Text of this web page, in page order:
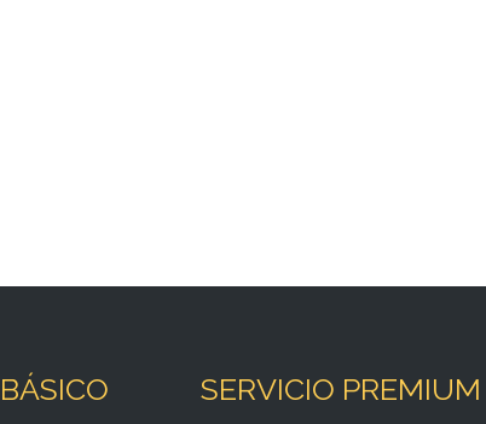
SERVICIO PREMIUM